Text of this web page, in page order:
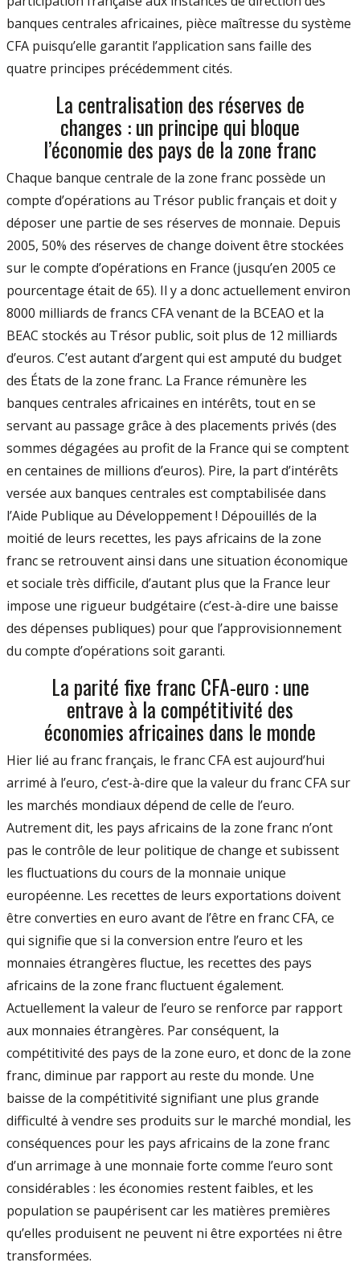
banques centrales africaines, pièce maîtresse du système
CFA puisqu’elle garantit l’application sans faille des
quatre principes précédemment cités.
La centralisation des réserves de
changes : un principe qui bloque
l’économie des pays de la zone franc
Chaque banque centrale de la zone franc possède un
compte d’opérations au Trésor public français et doit y
déposer une partie de ses réserves de monnaie. Depuis
2005, 50% des réserves de change doivent être stockées
sur le compte d’opérations en France (jusqu’en 2005 ce
pourcentage était de 65). Il y a donc actuellement environ
8000 milliards de francs CFA venant de la BCEAO et la
BEAC stockés au Trésor public, soit plus de 12 milliards
d’euros. C’est autant d’argent qui est amputé du budget
des États de la zone franc. La France rémunère les
banques centrales africaines en intérêts, tout en se
servant au passage grâce à des placements privés (des
sommes dégagées au profit de la France qui se comptent
en centaines de millions d’euros). Pire, la part d’intérêts
versée aux banques centrales est comptabilisée dans
l’Aide Publique au Développement ! Dépouillés de la
moitié de leurs recettes, les pays africains de la zone
franc se retrouvent ainsi dans une situation économique
et sociale très difficile, d’autant plus que la France leur
impose une rigueur budgétaire (c’est-à-dire une baisse
des dépenses publiques) pour que l’approvisionnement
du compte d’opérations soit garanti.
La parité fixe franc CFA-euro : une
entrave à la compétitivité des
économies africaines dans le monde
Hier lié au franc français, le franc CFA est aujourd’hui
arrimé à l’euro, c’est-à-dire que la valeur du franc CFA sur
les marchés mondiaux dépend de celle de l’euro.
Autrement dit, les pays africains de la zone franc n’ont
pas le contrôle de leur politique de change et subissent
les fluctuations du cours de la monnaie unique
européenne. Les recettes de leurs exportations doivent
être converties en euro avant de l’être en franc CFA, ce
qui signifie que si la conversion entre l’euro et les
monnaies étrangères fluctue, les recettes des pays
africains de la zone franc fluctuent également.
Actuellement la valeur de l’euro se renforce par rapport
aux monnaies étrangères. Par conséquent, la
compétitivité des pays de la zone euro, et donc de la zone
franc, diminue par rapport au reste du monde. Une
baisse de la compétitivité signifiant une plus grande
difficulté à vendre ses produits sur le marché mondial, les
conséquences pour les pays africains de la zone franc
d’un arrimage à une monnaie forte comme l’euro sont
considérables : les économies restent faibles, et les
population se paupérisent car les matières premières
qu’elles produisent ne peuvent ni être exportées ni être
transformées.